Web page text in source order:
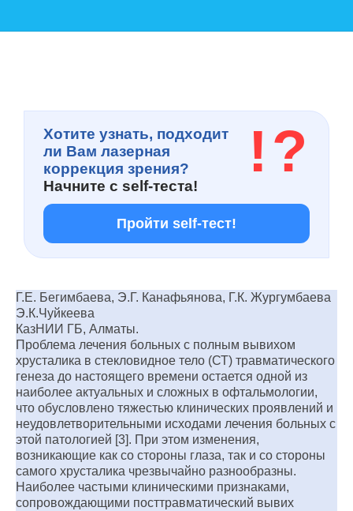
Хотите узнать, подходит
ли Вам лазерная
коррекция зрения?
Начните с self-теста!
!?
Пройти self-тест!
Г.Е. Бегимбаева, Э.Г. Канафьянова, Г.К. Жургумбаева
Э.К.Чуйкеева
КазНИИ ГБ, Алматы.
Проблема лечения больных с полным вывихом
хрусталика в стекловидное тело (СТ) травматического
генеза до настоящего времени остается одной из
наиболее актуальных и сложных в офтальмологии,
что обусловлено тяжестью клинических проявлений и
неудовлетворительными исходами лечения больных с
этой патологией [3]. При этом изменения,
возникающие как со стороны глаза, так и со стороны
самого хрусталика чрезвычайно разнообразны.
Наиболее частыми клиническими признаками,
сопровождающими посттравматический вывих